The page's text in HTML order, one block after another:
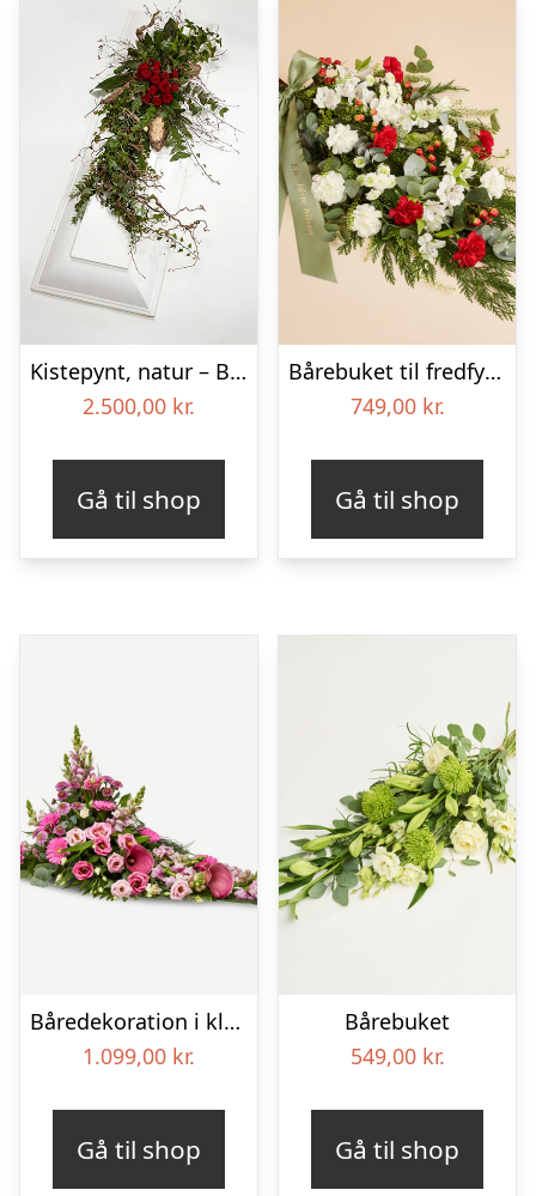
Kistepynt, natur – Blomster til begravelse
2.500,00 kr.
Gå til shop
Bårebuket til fredfyldt kærlighed med bånd
749,00 kr.
Gå til shop
Båredekoration i klassisk stil – pink
1.099,00 kr.
Gå til shop
Bårebuket
549,00 kr.
Gå til shop